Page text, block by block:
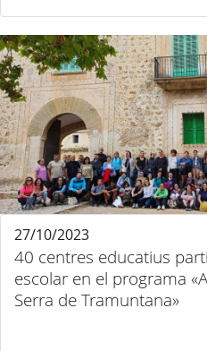
40 centres educatius
escolar en el programa
Serra de Tramuntana»
27/10/2023